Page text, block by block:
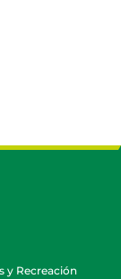
y Recreación